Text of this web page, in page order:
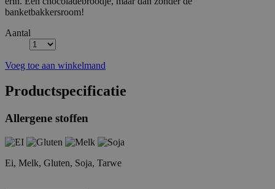
banketbakkersroom!
Aantal
Voeg toe aan winkelmand
Productspecificatie
Allergene stoffen
Ei, Melk, Gluten, Soja, Tarwe